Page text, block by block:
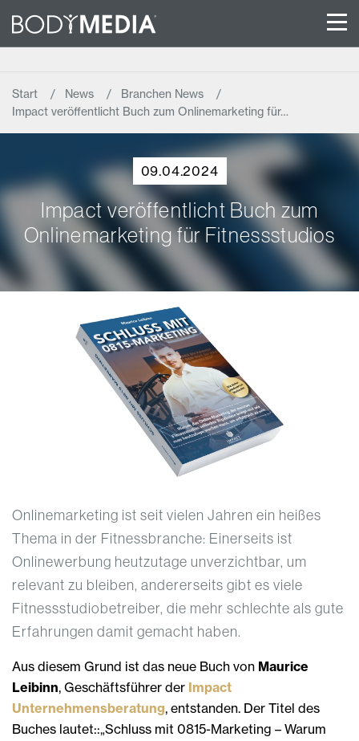
Start News
Branchen News
Impact veröffentlicht Buch zum Onlinemarketing für…
09.04.2024
Impact veröffentlicht Buch zum
Onlinemarketing für Fitnessstudios
Onlinemarketing ist seit vielen Jahren ein heißes
Thema in der Fitnessbranche: Einerseits ist
Onlinewerbung heutzutage unverzichtbar, um
relevant zu bleiben, andererseits gibt es viele
Fitnessstudiobetreiber, die mehr schlechte als gute
Erfahrungen damit gemacht haben.
Aus diesem Grund ist das neue Buch von Maurice
Leibinn, Geschäftsführer der Impact
Unternehmensberatung, entstanden. Der Titel des
Buches lautet::„Schluss mit 0815-Marketing – Warum